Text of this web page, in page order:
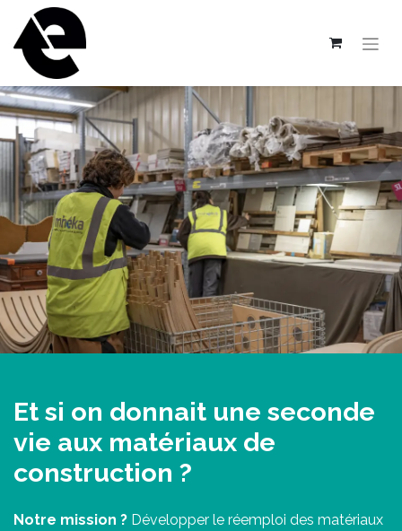
Et si on donnait une seconde
vie aux matériaux de
construction ?
Notre mission ? Développer le réemploi des matériaux